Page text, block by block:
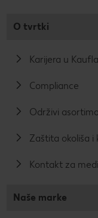
O tvrtki
Karijera u
Compliance
Održivi
Zaštita okoliša i
Kontakt za
Naše marke